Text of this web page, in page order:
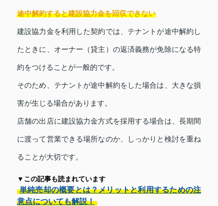
途中解約すると建設協力金を回収できない
建設協力金を利用した契約では、テナントが途中解約し
たときに、オーナー（貸主）の返済義務が免除になる特
約をつけることが一般的です。
そのため、テナントが途中解約をした場合は、大きな損
害が生じる場合があります。
店舗の出店に建設協力金方式を採用する場合は、長期間
に渡って営業できる場所なのか、しっかりと検討を重ね
ることが大切です。
▼この記事も読まれています
単純売却の概要とは？メリットと利用するための注
意点についても解説！